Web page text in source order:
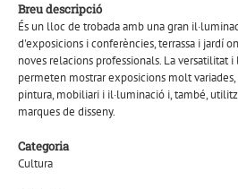
Breu descripció
És un lloc de trobada amb una gran
d'exposicions i conferències, terrassa i jardí
noves relacions professionals. La versatilitat
permeten mostrar exposicions molt
pintura, mobiliari i il·luminació i, també,
marques de disseny.
Categoria
Cultura